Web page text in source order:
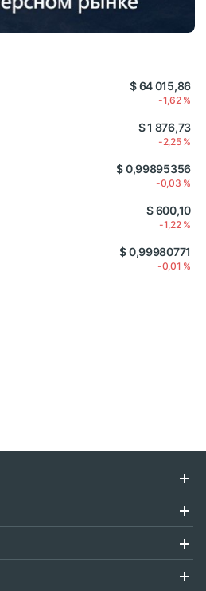
$ 64 015,86
-1,62 %
$ 1 876,73
-2,25 %
$ 0,99895356
-0,03 %
$ 600,10
-1,22 %
$ 0,99980771
-0,01 %